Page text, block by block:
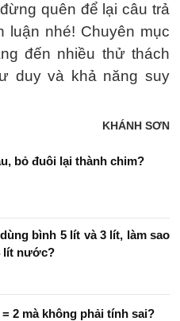
quên để lại câu trả
luận nhé! Chuyên mục
đến nhiều thử thách
duy và khả năng suy
KHÁNH SƠN
bỏ đuôi lại thành chim?
bình 5 lít và 3 lít, làm sao
lít nước?
2 mà không phải tính sai?